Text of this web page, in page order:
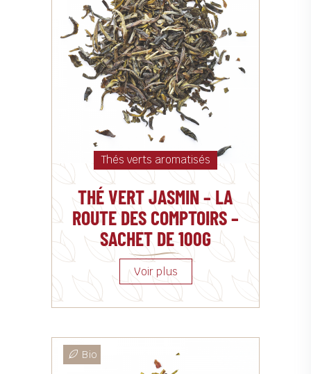
Thés verts aromatisés
THÉ VERT JASMIN – LA
ROUTE DES COMPTOIRS –
SACHET DE 100G
Bio